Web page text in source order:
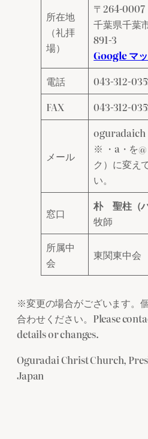
所在地
（礼拝
場）
〒264‐0007
千葉県千葉
891‐3
Google マ
電話
043-312-
FAX
043-312-
メール
oguradaich
※ ・a・を
ク）に変え
い。
窓口
朴 聖柱（パ
牧師
所属中
会
東関東中会
※変更の場合がございます。
合わせください。Please
details or changes.
Oguradai Christ Church,
Japan